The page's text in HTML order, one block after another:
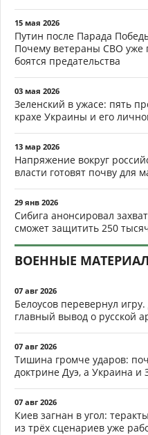
15 мая 2026
Путин после Парада
Почему ветераны СВО уже
боятся предательства
03 мая 2026
Зеленский в ужасе: пять
крахе Украины и его
13 мар 2026
Напряжение вокруг
власти готовят почву для
29 янв 2026
Сибига анонсировал
сможет защитить 250
ВОЕННЫЕ
07 авг 2026
Белоусов перевернул
главный вывод о русской
07 авг 2026
Тишина громче ударов:
доктрине Дуэ, а Украина и
07 авг 2026
Киев загнан в угол:
из трёх сценариев уже